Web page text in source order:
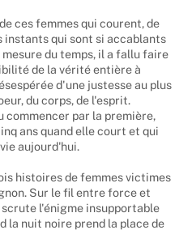
ces femmes qui courent, de
instants qui sont si accablants
du temps, il a fallu faire
de la vérité entière à
d'une justesse au plus
du corps, de l'esprit.
commencer par la première,
ans quand elle court et qui
aujourd'hui.
histoires de femmes victimes
Sur le fil entre force et
l'énigme insupportable
la nuit noire prend la place de